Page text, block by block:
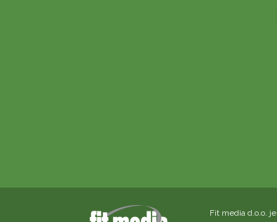
Fit media d.o.o. je